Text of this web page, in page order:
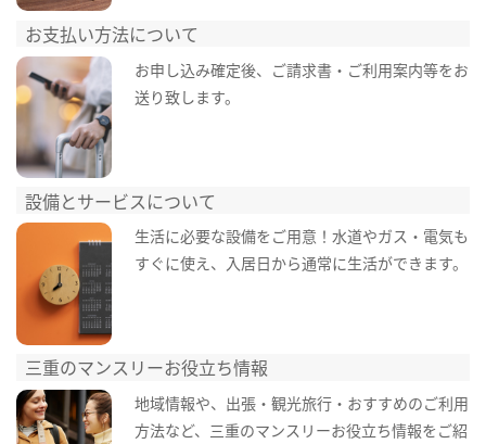
お支払い方法について
お申し込み確定後、ご請求書・ご利用案内等をお
送り致します。
設備とサービスについて
生活に必要な設備をご用意！水道やガス・電気も
すぐに使え、入居日から通常に生活ができます。
三重のマンスリーお役立ち情報
地域情報や、出張・観光旅行・おすすめのご利用
方法など、三重のマンスリーお役立ち情報をご紹